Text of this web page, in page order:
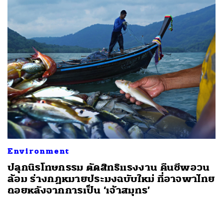
Environment
ปลุกนิรโทษกรรม ตัดสิทธิแรงงาน คืนชีพอวน
ล้อม ร่างกฎหมายประมงฉบับใหม่ ที่อาจพาไทย
ถอยหลังจากการเป็น ‘เจ้าสมุทร’